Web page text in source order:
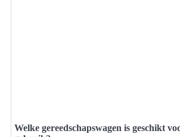
Welke gereedschapswagen is geschikt